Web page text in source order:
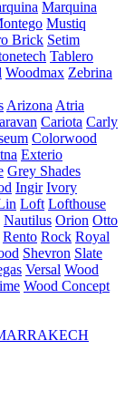
Marquina
Mustiq
Brick Setim
Tablero
Woodmax Zebrina
Arizona Atria
Cariota Carly
Colorwood
Exterio
Grey Shades
Ingir Ivory
Loft Lofthouse
Nautilus Orion Otto
Rento Rock Royal
Shevron Slate
Versal Wood
Wood Concept